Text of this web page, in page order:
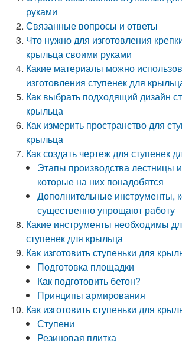
руками
Связанные вопросы и ответы
Что нужно для изготовления
крыльца своими руками
Какие материалы можно
изготовления ступенек для
Как выбрать подходящий дизайн
крыльца
Как измерить пространство для
крыльца
Как создать чертеж для ступенек
Этапы производства лестницы
которые на них понадобятся
Дополнительные инструменты,
существенно упрощают работу
Какие инструменты необходимы
ступенек для крыльца
Как изготовить ступеньки для
Подготовка площадки
Как подготовить бетон?
Принципы армирования
Как изготовить ступеньки для
Ступени
Резиновая плитка